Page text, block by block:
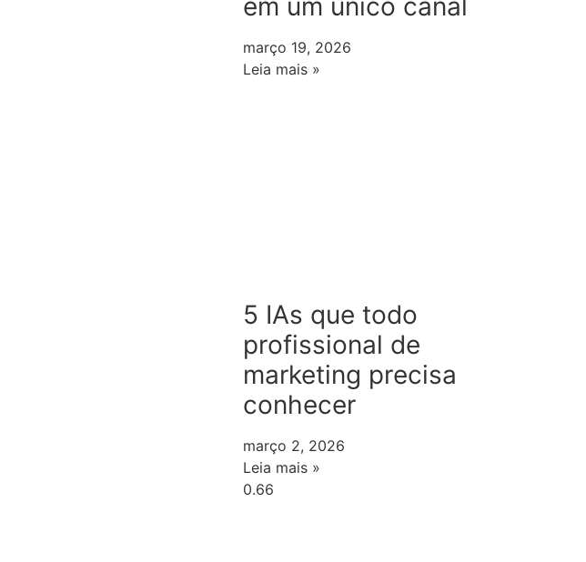
em um único canal
março 19, 2026
Leia mais »
5 IAs que todo
profissional de
marketing precisa
conhecer
março 2, 2026
Leia mais »